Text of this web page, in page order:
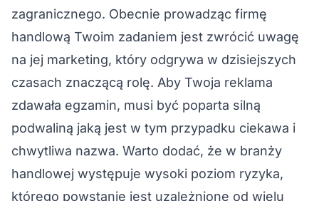
zagranicznego. Obecnie prowadząc firmę
handlową Twoim zadaniem jest zwrócić uwagę
na jej marketing, który odgrywa w dzisiejszych
czasach znaczącą rolę. Aby Twoja reklama
zdawała egzamin, musi być poparta silną
podwaliną jaką jest w tym przypadku ciekawa i
chwytliwa nazwa. Warto dodać, że w branży
handlowej występuje wysoki poziom ryzyka,
którego powstanie jest uzależnione od wielu